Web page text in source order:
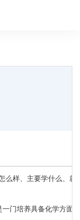
么样、主要学什么、
门培养具备化学方面